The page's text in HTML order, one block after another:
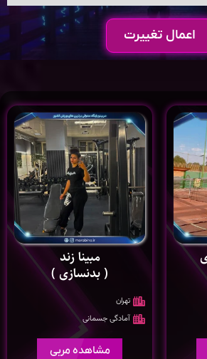
اعمال تغییرت
مبینا زند
( بدنسازی )
تهران
آمادگی جسمانی
مشاهده مربی